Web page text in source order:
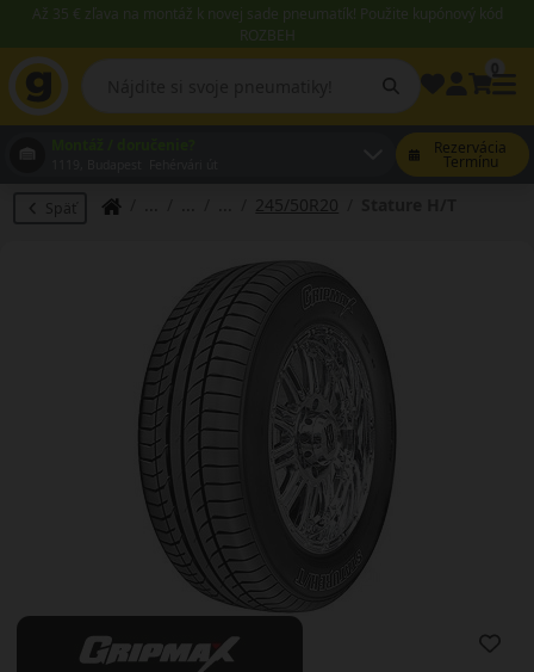
Až 35 € zľava na montáž k novej sade pneumatík! Použite kupónový kód
ROZBEH
Rezervácia
Termínu
Späť 245/50R20